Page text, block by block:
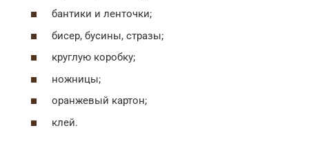
бантики и ленточки;
бисер, бусины, стразы;
круглую коробку;
ножницы;
оранжевый картон;
клей.